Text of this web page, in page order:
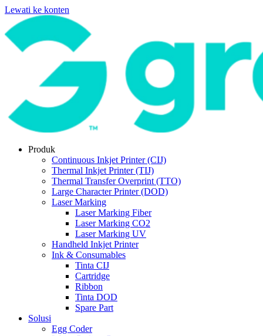
Lewati ke konten
Produk
Continuous Inkjet Printer (CIJ)
Thermal Inkjet Printer (TIJ)
Thermal Transfer Overprint (TTO)
Large Character Printer (DOD)
Laser Marking
Laser Marking Fiber
Laser Marking CO2
Laser Marking UV
Handheld Inkjet Printer
Ink & Consumables
Tinta CIJ
Cartridge
Ribbon
Tinta DOD
Spare Part
Solusi
Egg Coder